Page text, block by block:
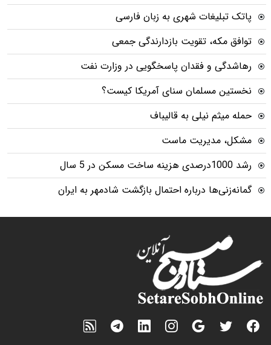
پاتک تبلیغات شهری به زبان فارسی
توافق مکه، تقویت بازدارندگی جمعی
رهاشدگی و فقدان پاسخگویی در وزارت نفت
نخستین مسلمان سنای آمریکا کیست؟
حمله میثم نیلی به قالیباف
مشکل، مدیریت ماست
رشد 1000درصدی هزینه ساخت مسکن در 5 سال
گمانه‌زنی‌ها درباره احتمال بازگشت شادمهر به ایران